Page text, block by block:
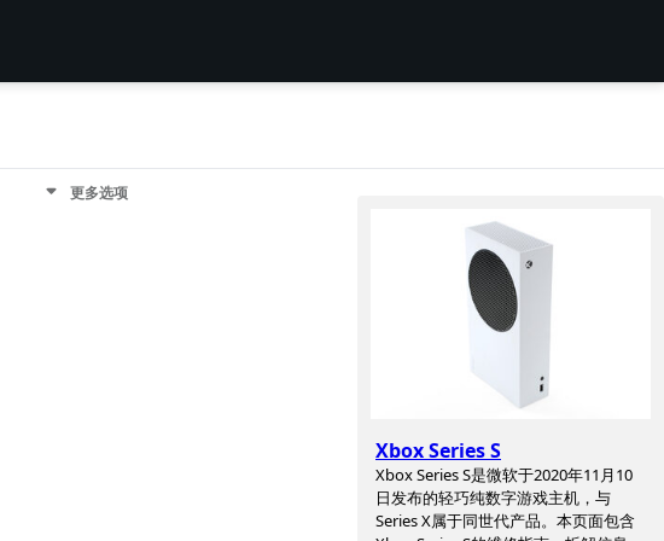
Xbox Series S
Xbox Series S是微软于2020年11月10
日发布的轻巧纯数字游戏主机，与
Series X属于同世代产品。本页面包含
更多选项